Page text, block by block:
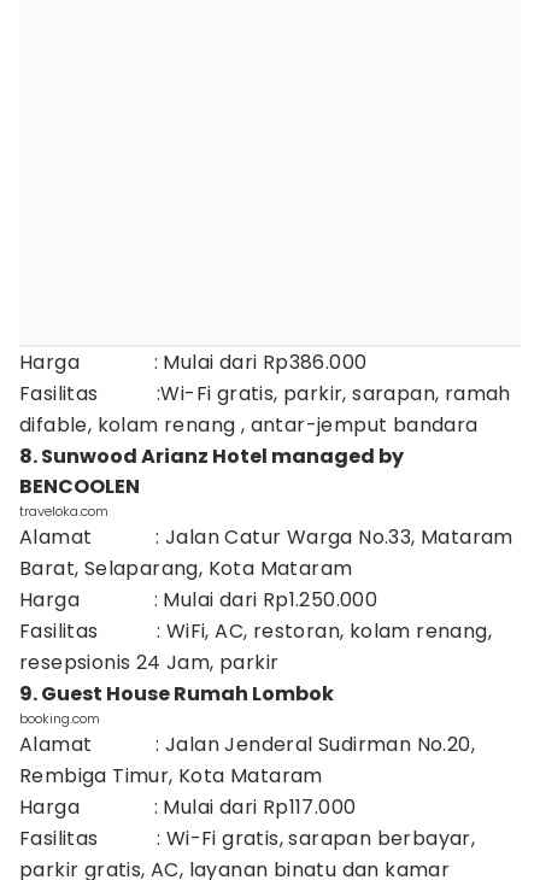
Harga : Mulai dari Rp386.000
Fasilitas :Wi-Fi gratis, parkir, sarapan, ramah
difable, kolam renang , antar-jemput bandara
8. Sunwood Arianz Hotel managed by
BENCOOLEN
traveloka.com
Alamat : Jalan Catur Warga No.33, Mataram
Barat, Selaparang, Kota Mataram
Harga : Mulai dari Rp1.250.000
Fasilitas : WiFi, AC, restoran, kolam renang,
resepsionis 24 Jam, parkir
9. Guest House Rumah Lombok
booking.com
Alamat : Jalan Jenderal Sudirman No.20,
Rembiga Timur, Kota Mataram
Harga : Mulai dari Rp117.000
Fasilitas : Wi-Fi gratis, sarapan berbayar,
parkir gratis, AC, layanan binatu dan kamar